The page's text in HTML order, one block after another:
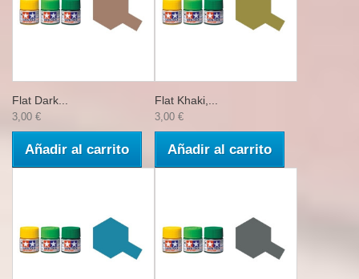
Flat Dark...
3,00 €
Añadir al carrito
Flat Khaki,...
3,00 €
Añadir al carrito